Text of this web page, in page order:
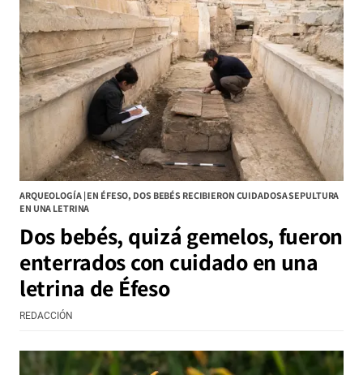
ARQUEOLOGÍA | EN ÉFESO, DOS BEBÉS RECIBIERON CUIDADOSA SEPULTURA
EN UNA LETRINA
Dos bebés, quizá gemelos, fueron
enterrados con cuidado en una
letrina de Éfeso
REDACCIÓN